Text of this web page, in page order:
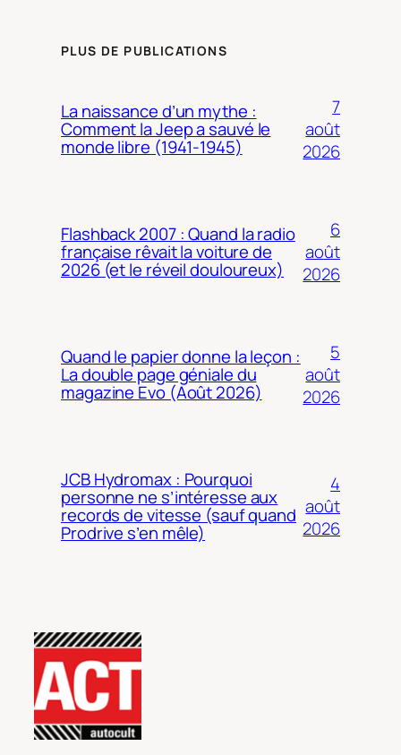
PLUS DE PUBLICATIONS
La naissance d’un mythe :
Comment la Jeep a sauvé le
monde libre (1941-1945)
7
août
2026
Flashback 2007 : Quand la radio
française rêvait la voiture de
2026 (et le réveil douloureux)
6
août
2026
Quand le papier donne la leçon :
La double page géniale du
magazine Evo (Août 2026)
5
août
2026
JCB Hydromax : Pourquoi
personne ne s’intéresse aux
records de vitesse (sauf quand
Prodrive s’en mêle)
4
août
2026